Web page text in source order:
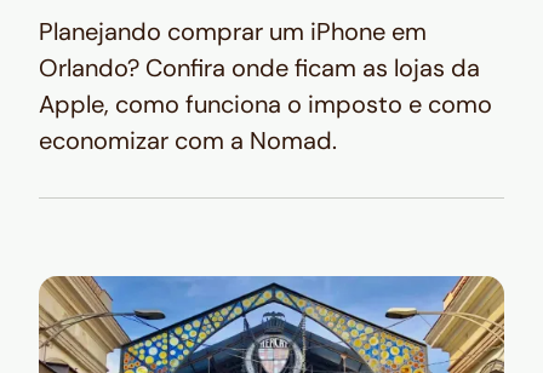
Planejando comprar um iPhone em
Orlando? Confira onde ficam as lojas da
Apple, como funciona o imposto e como
economizar com a Nomad.